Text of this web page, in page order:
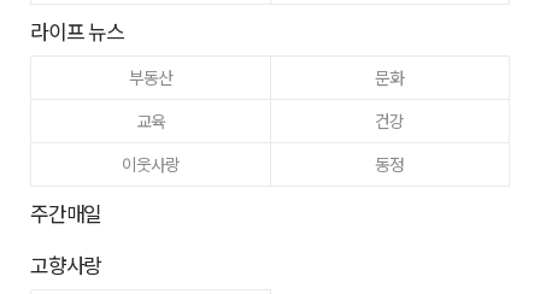
라이프 뉴스
부동산
문화
교육
건강
이웃사랑
동정
주간매일
고향사랑